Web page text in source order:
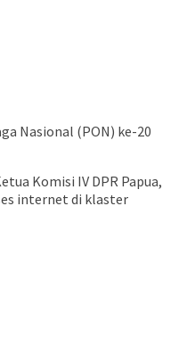
Nasional (PON) ke-20
Komisi IV DPR Papua,
internet di klaster